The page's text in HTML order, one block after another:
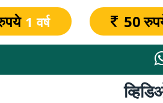
1 वर्ष 50